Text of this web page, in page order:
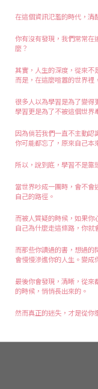
在這個資訊氾濫的時代，清
你有沒有發現，我們常常在
麼？
其實，人生的深度，從來不
而是，在這麼喧囂的世界裡
很多人以為學習是為了變得
學習更是為了不被這個世界
因為倘若我們一直不主動認
你可能都忘了，原來自己本
所以，說到底，學習不是靠
當世界吵成一團時，會不
自己的路徑。
而被人質疑的時候，如果
自己為什麼走這條路，你就
而那些你讀過的書，想過
會慢慢滲進你的人生。變成
最後你會發現，清晰，從來
的時候，悄悄長出來的。
然而真正的迷失，才是從你